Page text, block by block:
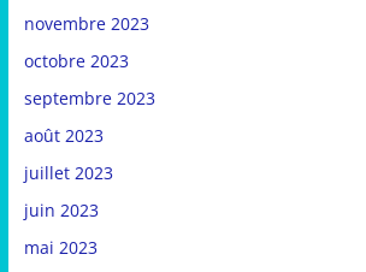
novembre 2023
octobre 2023
septembre 2023
août 2023
juillet 2023
juin 2023
mai 2023